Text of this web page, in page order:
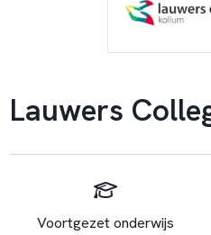
Lauwers
Voortgezet onderwijs